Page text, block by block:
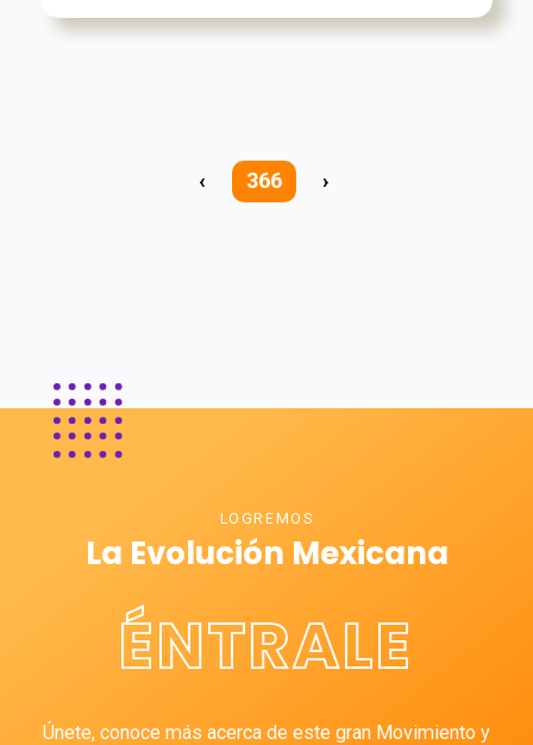
‹ 366 ›
LOGREMOS
La Evolución Mexicana
ÉNTRALE
Únete, conoce más acerca de este gran Movimiento y